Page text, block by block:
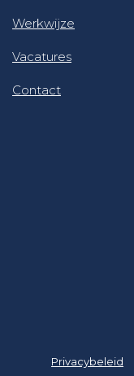
Werkwijze
Vacatures
Contact
Privacybeleid